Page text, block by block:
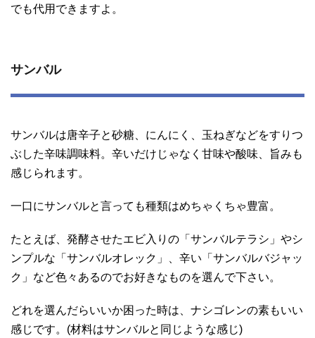
でも代用できますよ。
サンバル
サンバルは唐辛子と砂糖、にんにく、玉ねぎなどをすりつ
ぶした辛味調味料。辛いだけじゃなく甘味や酸味、旨みも
感じられます。
一口にサンバルと言っても種類はめちゃくちゃ豊富。
たとえば、発酵させたエビ入りの「サンバルテラシ」やシ
ンプルな「サンバルオレック」、辛い「サンバルバジャッ
ク」など色々あるのでお好きなものを選んで下さい。
どれを選んだらいいか困った時は、ナシゴレンの素もいい
感じです。(材料はサンバルと同じような感じ)